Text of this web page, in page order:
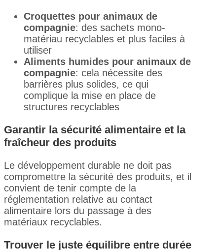
Croquettes pour animaux de
compagnie: des sachets mono-
matériau recyclables et plus faciles à
utiliser
Aliments humides pour animaux de
compagnie: cela nécessite des
barrières plus solides, ce qui
complique la mise en place de
structures recyclables
Garantir la sécurité alimentaire et la
fraîcheur des produits
Le développement durable ne doit pas
compromettre la sécurité des produits, et il
convient de tenir compte de la
réglementation relative au contact
alimentaire lors du passage à des
matériaux recyclables.
Trouver le juste équilibre entre durée